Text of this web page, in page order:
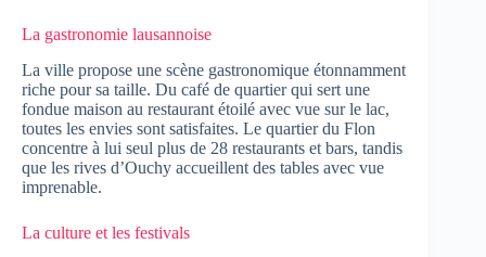
La gastronomie lausannoise
La ville propose une scène gastronomique étonnamment
riche pour sa taille. Du café de quartier qui sert une
fondue maison au restaurant étoilé avec vue sur le lac,
toutes les envies sont satisfaites. Le quartier du Flon
concentre à lui seul plus de 28 restaurants et bars, tandis
que les rives d’Ouchy accueillent des tables avec vue
imprenable.
La culture et les festivals